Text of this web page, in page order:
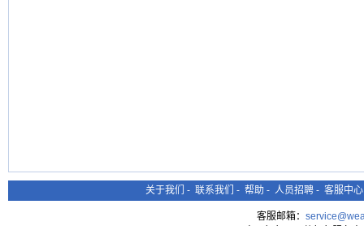
关于我们 - 联系我们 - 帮助 - 人员招聘 - 客服中心
客服邮箱：